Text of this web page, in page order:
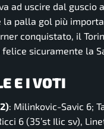
ad uscire dal guscio
la palla gol più
conquistato, il
sicuramente la
E I VOTI
: Milinkovic-Savic 6;
6 (35’st Ilic sv),